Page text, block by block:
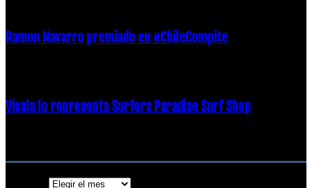
Ramon Navarro premiado en #ChileCompite
Vissla lo representa Surfers Paradise Surf Shop